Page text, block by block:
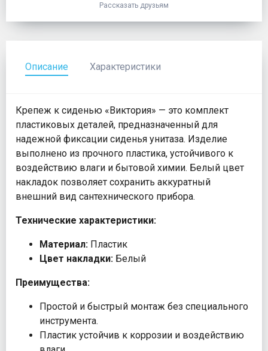
Рассказать друзьям
Описание Характеристики
Крепеж к сиденью «Виктория» — это комплект
пластиковых деталей, предназначенный для
надежной фиксации сиденья унитаза. Изделие
выполнено из прочного пластика, устойчивого к
воздействию влаги и бытовой химии. Белый цвет
накладок позволяет сохранить аккуратный
внешний вид сантехнического прибора.
Технические характеристики:
Материал: Пластик
Цвет накладки: Белый
Преимущества:
Простой и быстрый монтаж без специального
инструмента.
Пластик устойчив к коррозии и воздействию